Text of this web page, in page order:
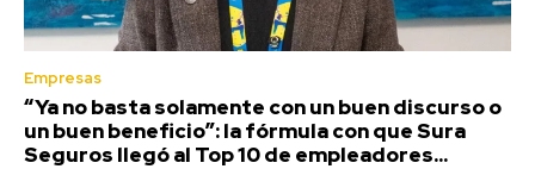
Empresas
“Ya no basta solamente con un buen discurso o
un buen beneficio”: la fórmula con que Sura
Seguros llegó al Top 10 de empleadores...